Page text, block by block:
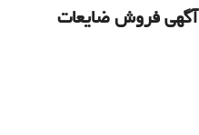
آگهی فروش ضایعات